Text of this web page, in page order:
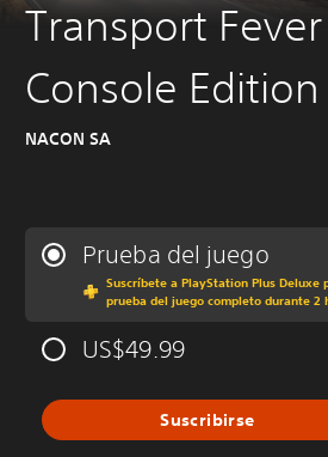
Transport Fever
Console Edition
NACON SA
Prueba del juego
Suscríbete a PlayStation Plus Deluxe
prueba del juego completo durante 2
US$49.99
Suscribirse